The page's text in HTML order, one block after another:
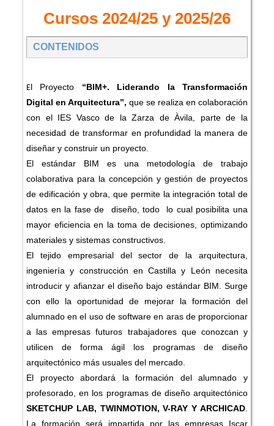
Cursos 2024/25 y 2025/26
CONTENIDOS
El Proyecto “BIM+. Liderando la Transformación
Digital en Arquitectura”, que se realiza en colaboración
con el IES Vasco de la Zarza de Àvila, parte de la
necesidad de transformar en profundidad la manera de
diseñar y construir un proyecto.
El estándar BIM es una metodología de trabajo
colaborativa para la concepción y gestión de proyectos
de edificación y obra, que permite la integración total de
datos en la fase de diseño, todo lo cual posibilita una
mayor eficiencia en la toma de decisiones, optimizando
materiales y sistemas constructivos.
El tejido empresarial del sector de la arquitectura,
ingeniería y construcción en Castilla y León necesita
introducir y afianzar el diseño bajo estándar BIM. Surge
con ello la oportunidad de mejorar la formación del
alumnado en el uso de software en aras de proporcionar
a las empresas futuros trabajadores que conozcan y
utilicen de forma ágil los programas de diseño
arquitectónico más usuales del mercado.
El proyecto abordará la formación del alumnado y
profesorado, en los programas de diseño arquitectónico
SKETCHUP LAB, TWINMOTION, V-RAY Y ARCHICAD
La formación será impartida por las empresas Iscar